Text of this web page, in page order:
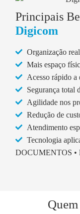
Principais
Digicom
Organização
Mais espaço
Acesso rápido
Segurança total
Agilidade nos
Redução de
Atendimento
Tecnologia
DOCUMENTOS
Quem